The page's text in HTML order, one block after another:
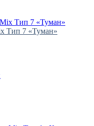
Тип 7 «Туман»